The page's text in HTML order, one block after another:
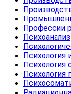
Профессии
Психоанализ
Психология
Психология
Психология